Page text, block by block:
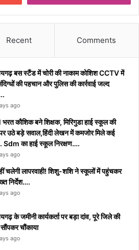
Recent Comments
बस स्टैंड में चोरी की नाकाम कोशिश CCTV में
की पहचान और पुलिस की कार्रवाई जल्द
ago
कौशिक बने शिक्षक, मिरिगुडा हाई स्कूल की
उठे बड़े सवाल,हिंदी लेखन में कमजोर मिले कई
Sdm का हाई स्कूल निरक्षण….
ago
चलेगी लापरवाही! शिशु-शशि ने स्कूलों में पहुंचकर
निर्देश….
ago
के जमीनी कार्यकर्ता पर बड़ा दांव, पूरे जिले की
चौंकाया
ago